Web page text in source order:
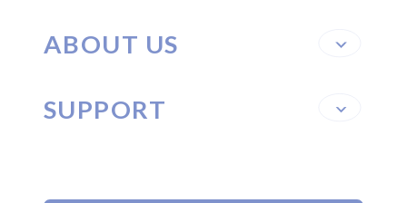
ABOUT US
SUPPORT